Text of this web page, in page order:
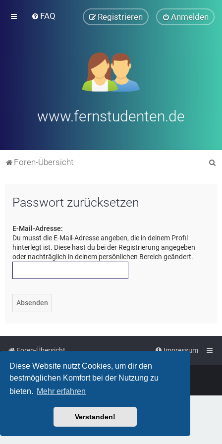
Diese Website nutzt Cookies, um dir den
bestmöglichen Komfort bei der Nutzung zu
bieten. Mehr erfahren
Verstanden!
FAQ Anmelden
Registrieren
www.fernstudenten.de
Foren-Übersicht
Passwort zurücksetzen
E-Mail-Adresse:
Du musst die E-Mail-Adresse angeben, die in deinem Profil
hinterlegt ist. Diese hast du bei der Registrierung angegeben
oder nachträglich in deinem persönlichen Bereich geändert.
Foren-Übersicht Impressum
Powered byphpBB™
Deutsche Übersetzung durch